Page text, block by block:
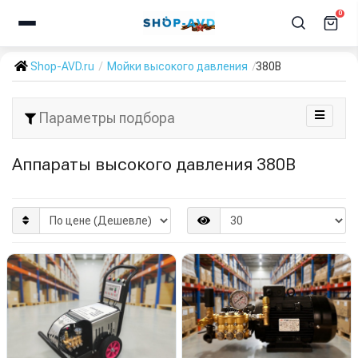
0
Shop-AVD.ru Мойки высокого давления 380В
Параметры подбора
Аппараты высокого давления 380В